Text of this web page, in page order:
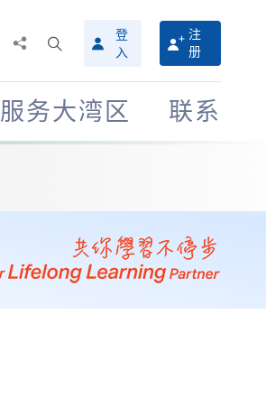
搜
寻
介
面
登
入
注
册
服务大湾区 联系